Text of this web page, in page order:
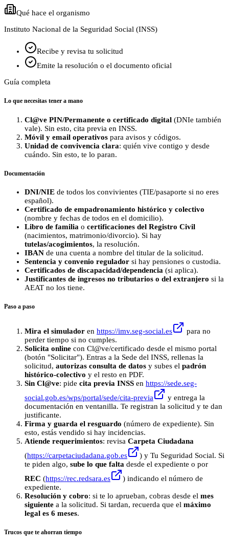
Qué hace el organismo
Instituto Nacional de la Seguridad Social (INSS)
Recibe y revisa tu solicitud
Emite la resolución o el documento oficial
Guía completa
Lo que necesitas tener a mano
Cl@ve PIN/Permanente o certificado digital (DNIe también
vale). Sin esto, cita previa en INSS.
Móvil y email operativos para avisos y códigos.
Unidad de convivencia clara: quién vive contigo y desde
cuándo. Sin esto, te lo paran.
Documentación
DNI/NIE de todos los convivientes (TIE/pasaporte si no eres
español).
Certificado de empadronamiento histórico y colectivo
(nombre y fechas de todos en el domicilio).
Libro de familia o certificaciones del Registro Civil
(nacimientos, matrimonio/divorcio). Si hay
tutelas/acogimientos, la resolución.
IBAN de una cuenta a nombre del titular de la solicitud.
Sentencia y convenio regulador si hay pensiones o custodia.
Certificados de discapacidad/dependencia (si aplica).
Justificantes de ingresos no tributarios o del extranjero si la
AEAT no los tiene.
Paso a paso
Mira el simulador en https://imv.seg-social.es
para no
perder tiempo si no cumples.
Solicita online con Cl@ve/certificado desde el mismo portal
(botón "Solicitar"). Entras a la Sede del INSS, rellenas la
solicitud, autorizas consulta de datos y subes el padrón
histórico-colectivo y el resto en PDF.
Sin Cl@ve: pide cita previa INSS en https://sede.seg-
social.gob.es/wps/portal/sede/cita-previa
y entrega la
documentación en ventanilla. Te registran la solicitud y te dan
justificante.
Firma y guarda el resguardo (número de expediente). Sin
esto, estás vendido si hay incidencias.
Atiende requerimientos: revisa Carpeta Ciudadana
(https://carpetaciudadana.gob.es
) y Tu Seguridad Social. Si
te piden algo, sube lo que falta desde el expediente o por
REC (https://rec.redsara.es
) indicando el número de
expediente.
Resolución y cobro: si te lo aprueban, cobras desde el mes
siguiente a la solicitud. Si tardan, recuerda que el máximo
legal es 6 meses.
Trucos que te ahorran tiempo